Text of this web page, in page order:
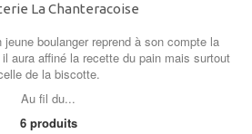
La Chanteracoise
boulanger reprend à son compte la
aura affiné la recette du pain mais surtout
de la biscotte.
Au fil du...
6 produits